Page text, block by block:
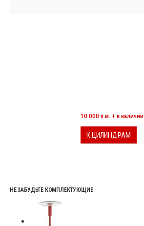
10 000 п.м. + в наличии
К ЦИЛИНДРАМ
НЕ ЗАБУДЬТЕ КОМПЛЕКТУЮЩИЕ